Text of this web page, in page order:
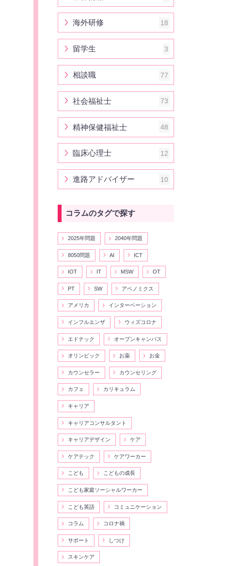
海外研修 18
留学生 3
相談職 77
社会福祉士 73
精神保健福祉士 48
臨床心理士 12
進路アドバイザー 10
コラムのタグで探す
2025年問題 2040年問題
8050問題 AI ICT
IOT IT MSW OT
PT SW アベノミクス
アメリカ インターベーション
インフルエンザ ウィズコロナ
エドテック オープンキャンパス
オリンピック お薬 お金
カウンセラー カウンセリング
カフェ カリキュラム
キャリア
キャリアコンサルタント
キャリアデザイン ケア
ケアテック ケアワーカー
こども こどもの成長
こども家庭ソーシャルワーカー
こども英語 コミュニケーション
コラム コロナ禍
サポート しつけ
スキンケア